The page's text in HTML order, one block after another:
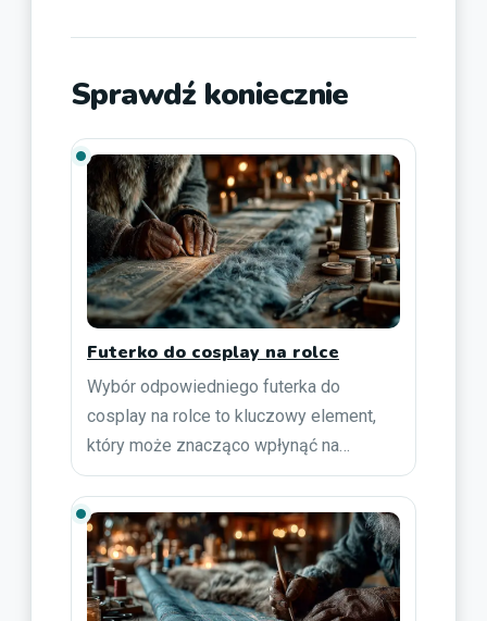
Sprawdź koniecznie
Futerko do cosplay na rolce
Wybór odpowiedniego futerka do
cosplay na rolce to kluczowy element,
który może znacząco wpłynąć na…